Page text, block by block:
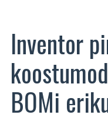
Inventor
BOMi